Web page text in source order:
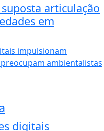
articulação
em
digitais